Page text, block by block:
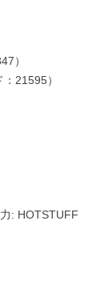
）
21595）
: HOTSTUFF